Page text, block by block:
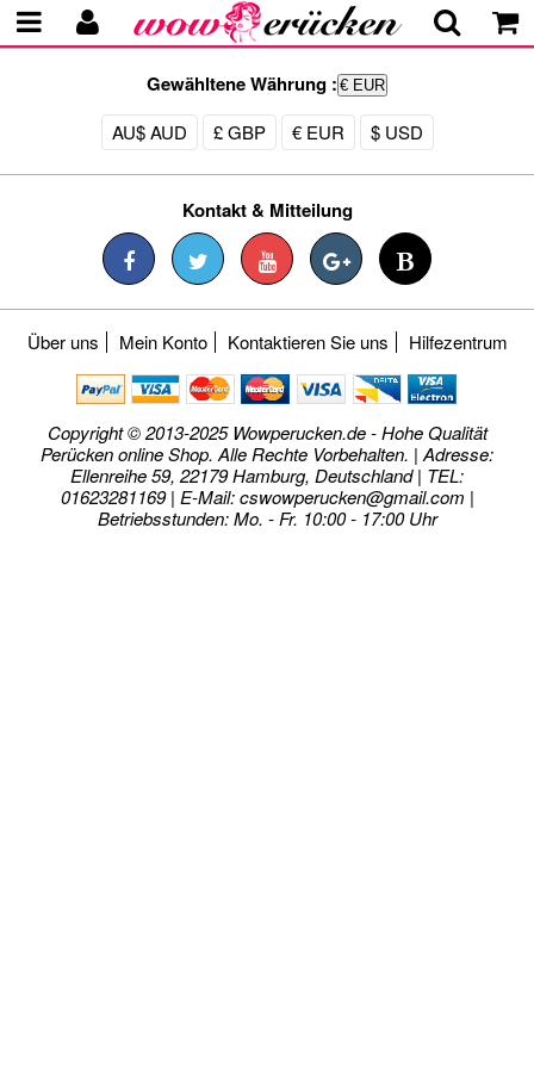
Gewähltene Währung : € EUR
AU$ AUD £ GBP € EUR $ USD
Kontakt & Mitteilung
Über uns Mein Konto Kontaktieren Sie uns Hilfezentrum
Copyright © 2013-2025 Wowperucken.de - Hohe Qualität
Perücken online Shop. Alle Rechte Vorbehalten. | Adresse:
Ellenreihe 59, 22179 Hamburg, Deutschland | TEL:
01623281169 | E-Mail:cswowperucken@gmail.com |
Betriebsstunden: Mo. - Fr. 10:00 - 17:00 Uhr